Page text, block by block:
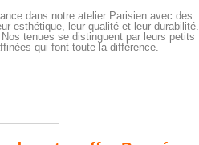
dans notre atelier Parisien avec des
esthétique, leur qualité et leur durabilité.
tenues se distinguent par leurs petits
qui font toute la différence.